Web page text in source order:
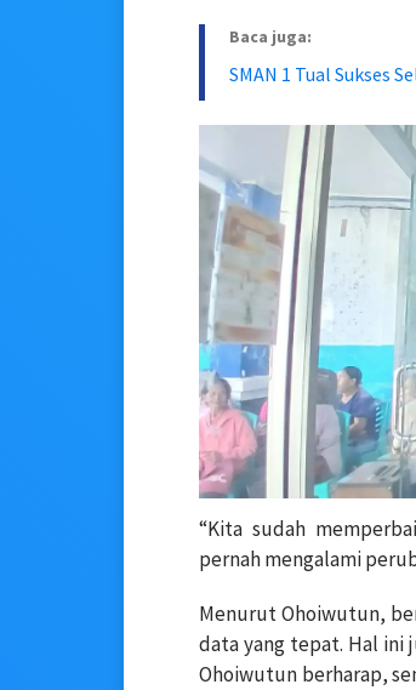
Baca juga:
SMAN 1 Tual Sukses
“Kita sudah
pernah mengalami
Menurut Ohoiwutun,
data yang tepat. Hal ini
Ohoiwutun berharap,